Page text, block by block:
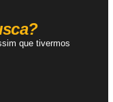
que tivermos